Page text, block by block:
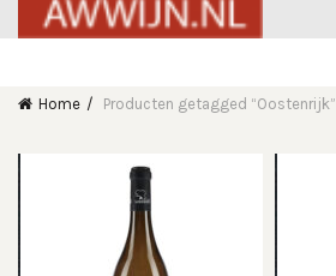
Home Producten getagged “Oostenrijk”